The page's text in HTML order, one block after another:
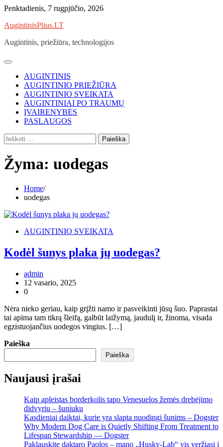
Skip
content
Penktadienis, 7 rugpjūčio, 2026
AugintinisPlius.LT
Augintinis, priežiūra, technologijos
AUGINTINIS
AUGINTINIO PRIEŽIŪRA
AUGINTINIO SVEIKATA
AUGINTINIAI PO TRAUMŲ
ĮVAIRENYBĖS
PASLAUGOS
Ieškoti:
Žyma: uodegas
Home
uodegas
AUGINTINIO SVEIKATA
Kodėl šunys plaka jų uodegas?
admin
12 vasario, 2025
0
Nėra nieko geriau, kaip grįžti namo ir pasveikinti jūsų šuo. Paprastai
tai apima tam tikrą šleifą, galbūt laižymą, jaudulį ir, žinoma, visada
egzistuojančius uodegos vingius. […]
Paieška
Paieška
Naujausi įrašai
Kaip apleistas borderkolis tapo Venesuelos žemės drebėjimo
didvyriu – šuniuku
Kasdieniai daiktai, kurie yra slapta nuodingi šunims – Dogster
Why Modern Dog Care is Quietly Shifting From Treatment to
Lifespan Stewardship — Dogster
Paklauskite daktaro Paolos – mano „Husky-Lab“ vis veržiasi į